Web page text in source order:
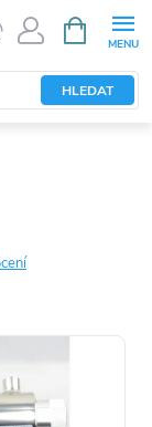
HLEDAT
NÁKUPNÍ
KOŠÍK